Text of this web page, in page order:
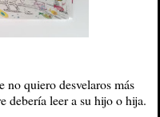
no quiero desvelaros más
debería leer a su hijo o hija.